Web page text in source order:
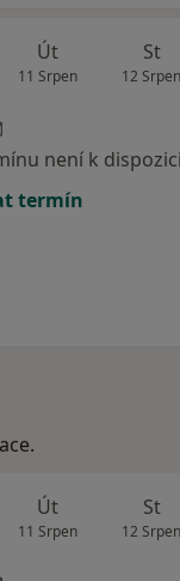
Út
11 Srpen
St
12 Srpen
není k dispozici
termín
Út
11 Srpen
St
12 Srpen